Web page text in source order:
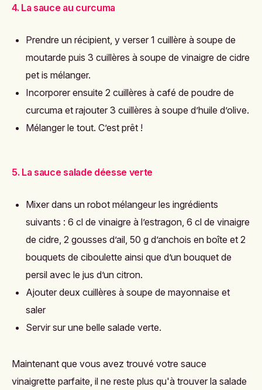
4. La sauce au curcuma
Prendre un récipient, y verser 1 cuillère à soupe de
moutarde puis 3 cuillères à soupe de vinaigre de cidre
pet is mélanger.
Incorporer ensuite 2 cuillères à café de poudre de
curcuma et rajouter 3 cuillères à soupe d’huile d’olive.
Mélanger le tout. C’est prêt !
5. La sauce salade déesse verte
Mixer dans un robot mélangeur les ingrédients
suivants : 6 cl de vinaigre à l’estragon, 6 cl de vinaigre
de cidre, 2 gousses d’ail, 50 g d’anchois en boîte et 2
bouquets de ciboulette ainsi que d’un bouquet de
persil avec le jus d’un citron.
Ajouter deux cuillères à soupe de mayonnaise et
saler
Servir sur une belle salade verte.
Maintenant que vous avez trouvé votre sauce
vinaigrette parfaite, il ne reste plus qu'à trouver la salade